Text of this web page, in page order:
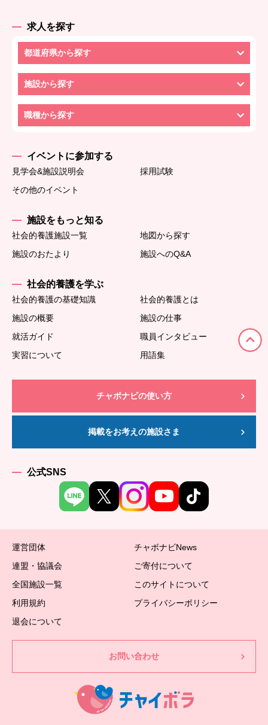
求人を探す
都道府県から探す
施設から探す
職種から探す
イベントに参加する
見学会&施設説明会
採用試験
その他のイベント
施設をもっと知る
社会的養護施設一覧
地図から探す
施設のおたより
施設へのQ&A
社会的養護を学ぶ
社会的養護の基礎知識
社会的養護とは
施設の概要
施設の仕事
就活ガイド
職員インタビュー
実習について
用語集
チャボナビの使い方
掲載をお考えの施設さま
公式SNS
運営団体
チャボナビNews
連盟・協議会
ご寄付について
全国施設一覧
このサイトについて
利用規約
プライバシーポリシー
退会について
お問い合わせ